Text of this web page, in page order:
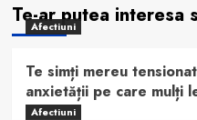
Te-ar putea interesa
Afectiuni
Te simți mereu
anxietății pe care mulți
Afectiuni